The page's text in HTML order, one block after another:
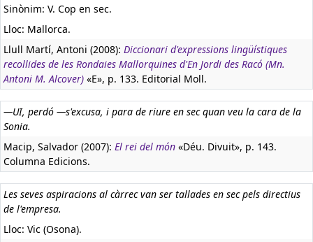
Sinònim: V. Cop en sec.
Lloc: Mallorca.
Llull Martí, Antoni (2008): Diccionari d'expressions lingüístiques
recollides de les Rondaies Mallorquines d'En Jordi des Racó (Mn.
Antoni M. Alcover) «E», p. 133. Editorial Moll.
—UI, perdó —s'excusa, i para de riure en sec quan veu la cara de la
Sonia.
Macip, Salvador (2007): El rei del món «Déu. Divuit», p. 143.
Columna Edicions.
Les seves aspiracions al càrrec van ser tallades en sec pels directius
de l'empresa.
Lloc: Vic (Osona).